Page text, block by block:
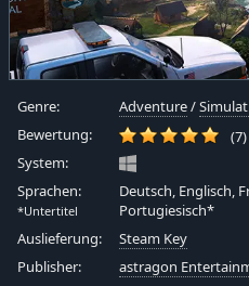
Genre: Adventure/
Bewertung:
(7)
System:
Sprachen:
*Untertitel
Deutsch, Englisch,
Portugiesisch*
Auslieferung:
Steam Key
Publisher:
astragon